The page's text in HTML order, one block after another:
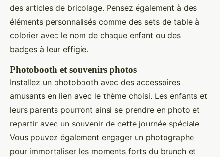
des articles de bricolage. Pensez également à des
éléments personnalisés comme des sets de table à
colorier avec le nom de chaque enfant ou des
badges à leur effigie.
Photobooth et souvenirs photos
Installez un photobooth avec des accessoires
amusants en lien avec le thème choisi. Les enfants et
leurs parents pourront ainsi se prendre en photo et
repartir avec un souvenir de cette journée spéciale.
Vous pouvez également engager un photographe
pour immortaliser les moments forts du brunch et